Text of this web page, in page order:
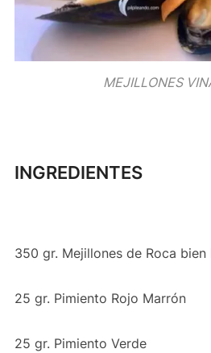
MEJILLONES
INGREDIENTES
350 gr. Mejillones de Roca bien
25 gr. Pimiento Rojo Marrón
25 gr. Pimiento Verde